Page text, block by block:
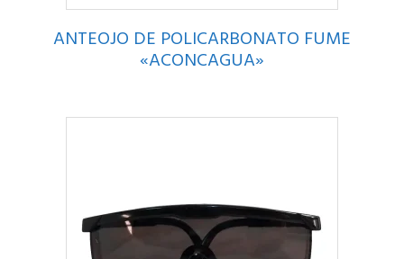
ANTEOJO DE POLICARBONATO FUME
«ACONCAGUA»